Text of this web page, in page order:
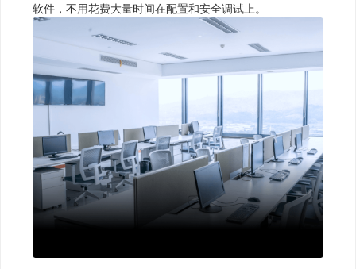
软件，不用花费大量时间在配置和安全调试上。